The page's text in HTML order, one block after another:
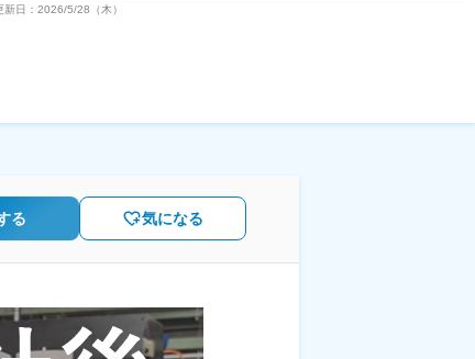
新日：2026/5/28（木）
る 気になる